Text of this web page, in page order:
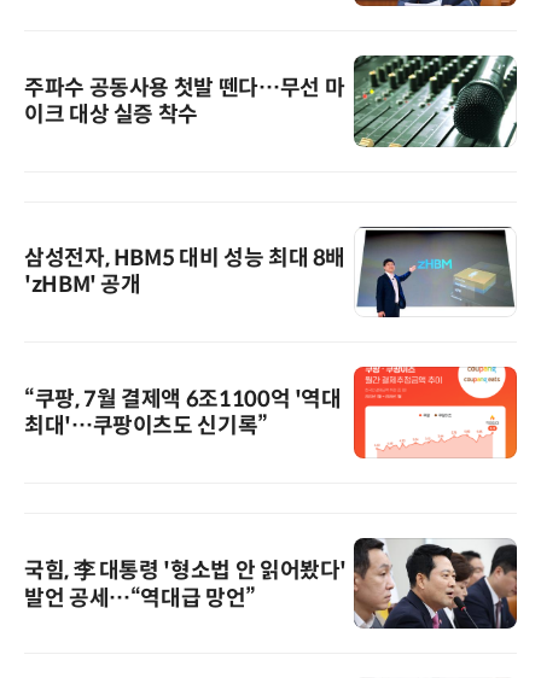
주파수 공동사용 첫발 뗀다…무선 마
이크 대상 실증 착수
삼성전자, HBM5 대비 성능 최대 8배
'zHBM' 공개
“쿠팡, 7월 결제액 6조1100억 '역대
최대'…쿠팡이츠도 신기록”
국힘, 李 대통령 '형소법 안 읽어봤다'
발언 공세…“역대급 망언”